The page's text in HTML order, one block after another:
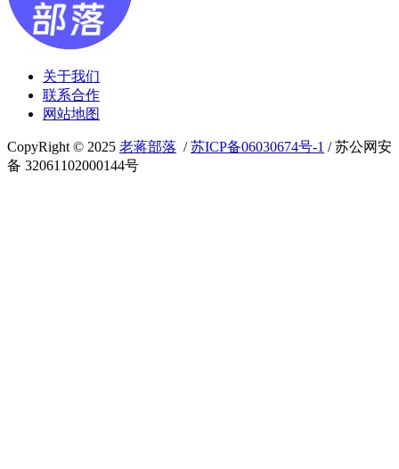
关于我们
联系合作
网站地图
CopyRight © 2025 老蒋部落 /苏ICP备06030674号-1 / 苏公网安
备 32061102000144号